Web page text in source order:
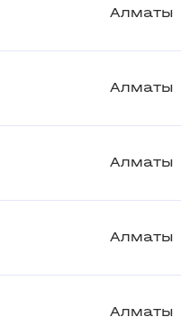
Алматы
Алматы
Алматы
Алматы
Алматы